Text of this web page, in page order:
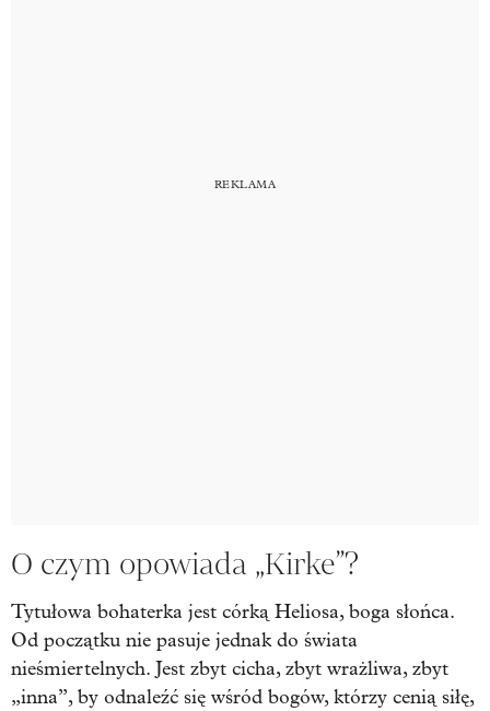
O czym opowiada „Kirke”?
Tytułowa bohaterka jest córką Heliosa, boga słońca.
Od początku nie pasuje jednak do świata
nieśmiertelnych. Jest zbyt cicha, zbyt wrażliwa, zbyt
„inna”, by odnaleźć się wśród bogów, którzy cenią siłę,